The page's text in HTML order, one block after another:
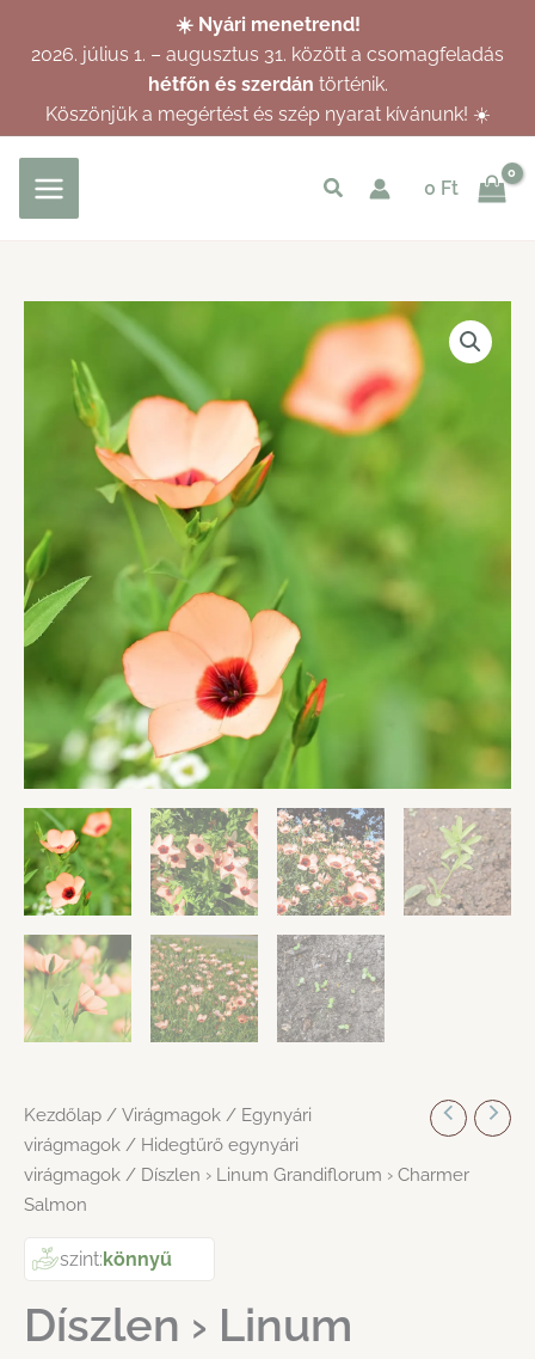
☀️ Nyári menetrend!
2026. július 1. – augusztus 31. között a csomagfeladás
hétfőn és szerdán történik.
Köszönjük a megértést és szép nyarat kívánunk! ☀️
Keresés
0 Ft
Kezdőlap / Virágmagok / Egynyári
virágmagok / Hidegtűrő egynyári
virágmagok / Díszlen › Linum Grandiflorum › Charmer
Salmon
szint:könnyű
Díszlen › Linum